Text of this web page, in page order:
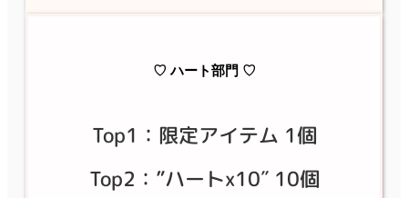
♡ ハート部門 ♡
Top1：限定アイテム 1個
Top2：”ハートx10″ 10個